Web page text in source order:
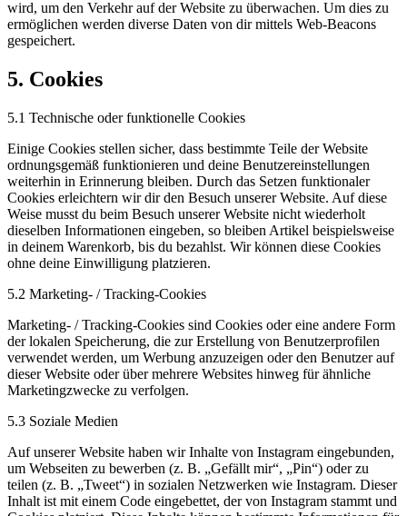
wird, um den Verkehr auf der Website zu überwachen. Um dies zu
ermöglichen werden diverse Daten von dir mittels Web-Beacons
gespeichert.
5. Cookies
5.1 Technische oder funktionelle Cookies
Einige Cookies stellen sicher, dass bestimmte Teile der Website
ordnungsgemäß funktionieren und deine Benutzereinstellungen
weiterhin in Erinnerung bleiben. Durch das Setzen funktionaler
Cookies erleichtern wir dir den Besuch unserer Website. Auf diese
Weise musst du beim Besuch unserer Website nicht wiederholt
dieselben Informationen eingeben, so bleiben Artikel beispielsweise
in deinem Warenkorb, bis du bezahlst. Wir können diese Cookies
ohne deine Einwilligung platzieren.
5.2 Marketing- / Tracking-Cookies
Marketing- / Tracking-Cookies sind Cookies oder eine andere Form
der lokalen Speicherung, die zur Erstellung von Benutzerprofilen
verwendet werden, um Werbung anzuzeigen oder den Benutzer auf
dieser Website oder über mehrere Websites hinweg für ähnliche
Marketingzwecke zu verfolgen.
5.3 Soziale Medien
Auf unserer Website haben wir Inhalte von Instagram eingebunden,
um Webseiten zu bewerben (z. B. „Gefällt mir“, „Pin“) oder zu
teilen (z. B. „Tweet“) in sozialen Netzwerken wie Instagram. Dieser
Inhalt ist mit einem Code eingebettet, der von Instagram stammt und